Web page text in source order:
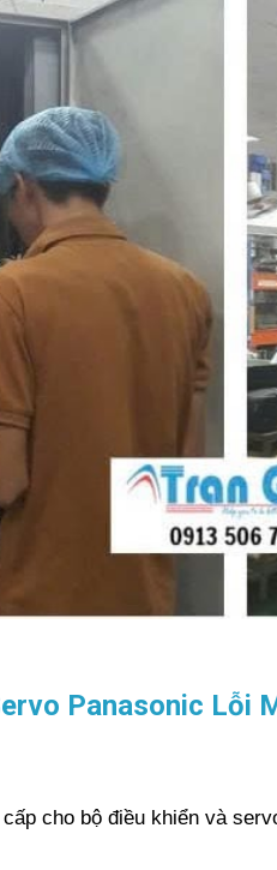
Panasonic Lỗi
cho bộ điều khiển và